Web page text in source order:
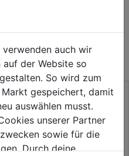
auch wir
auf der Website so
So wird zum
gespeichert, damit
auswählen musst.
unserer Partner
sowie für die
Durch deine